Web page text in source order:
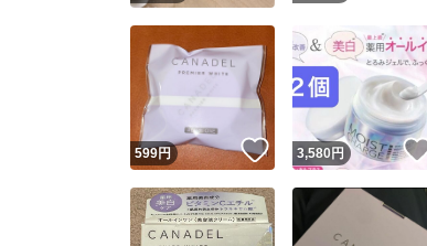
599円 いいね！
3,580 円